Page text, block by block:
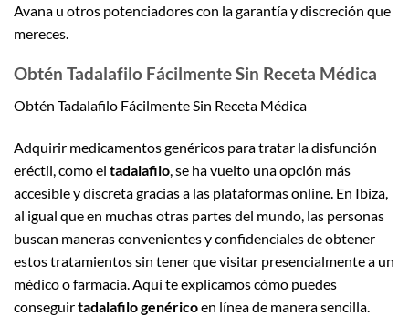
Avana u otros potenciadores con la garantía y discreción que
mereces.
Obtén Tadalafilo Fácilmente Sin Receta Médica
Obtén Tadalafilo Fácilmente Sin Receta Médica
Adquirir medicamentos genéricos para tratar la disfunción
eréctil, como el tadalafilo , se ha vuelto una opción más
accesible y discreta gracias a las plataformas online. En Ibiza,
al igual que en muchas otras partes del mundo, las personas
buscan maneras convenientes y confidenciales de obtener
estos tratamientos sin tener que visitar presencialmente a un
médico o farmacia. Aquí te explicamos cómo puedes
conseguirtadalafilo genéricoen línea de manera sencilla.